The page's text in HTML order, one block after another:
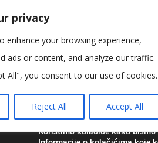
privacy
enhance your browsing experience,
ads or content, and analyze our traffic.
All", you consent to our use of cookies.
Reject All Accept All
Koristimo kolačiće kako